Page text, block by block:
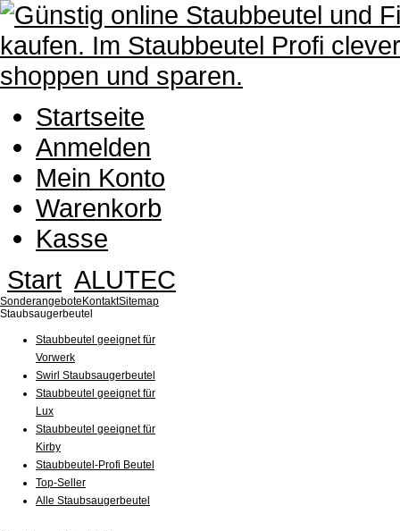
Startseite
Anmelden
Mein Konto
Warenkorb
Kasse
Start ALUTEC
Sonderangebote KontaktSitemap
Staubsaugerbeutel
Staubbeutel geeignet für
Vorwerk
Swirl Staubsaugerbeutel
Staubbeutel geeignet für
Lux
Staubbeutel geeignet für
Kirby
Staubbeutel-Profi Beutel
Top-Seller
Alle Staubsaugerbeutel